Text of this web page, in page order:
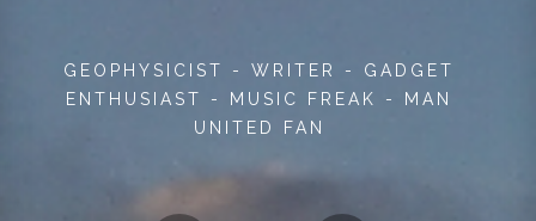
GEOPHYSICIST - WRITER - GADGET
ENTHUSIAST - MUSIC FREAK - MAN
UNITED FAN